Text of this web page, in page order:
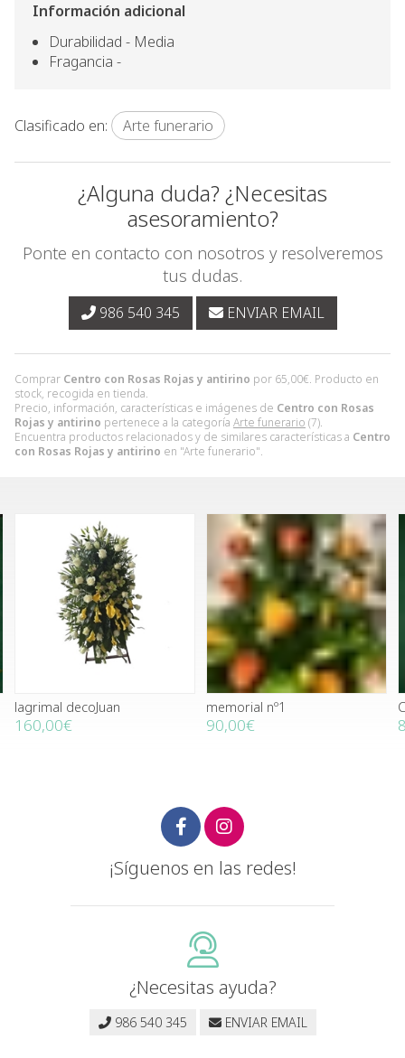
Comprar Centro con Rosas Rojas y antirino por 65,00€. Producto en
stock, recogida en tienda.
Precio, información, características e imágenes de Centro con Rosas
Rojas y antirino pertenece a la categoría Arte funerario (7).
Encuentra productos relacionados y de similares características a Centro
con Rosas Rojas y antirino en "Arte funerario".
Información adicional
Durabilidad - Media
Fragancia -
Clasificado en: Arte funerario
¿Alguna duda? ¿Necesitas
asesoramiento?
Ponte en contacto con nosotros y resolveremos
tus dudas.
986 540 345 ENVIAR EMAIL
lagrimal decoJuan
160,00€
memorial nº1
90,00€
¡Síguenos en las redes!
¿Necesitas ayuda?
986 540 345 ENVIAR EMAIL